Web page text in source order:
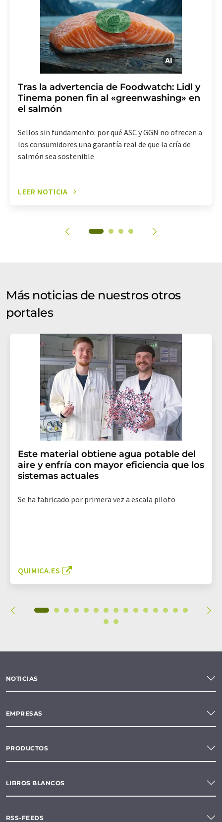
revoke@lumitos.com. Además, en cada correo
electrónico se incluye un enlace para anular la
suscripción al boletín informativo correspondiente.
Tras la advertencia de Foodwatch: Lidl y
Tinema ponen fin al «greenwashing» en
el salmón
Sellos sin fundamento: por qué ASC y GGN no ofrecen a
los consumidores una garantía real de que la cría de
salmón sea sostenible
LEER NOTICIA
Más noticias de nuestros otros
portales
Este material obtiene agua potable del
aire y enfría con mayor eficiencia que los
sistemas actuales
Se ha fabricado por primera vez a escala piloto
QUIMICA.ES
NOTICIAS
EMPRESAS
PRODUCTOS
LIBROS BLANCOS
RSS-FEEDS